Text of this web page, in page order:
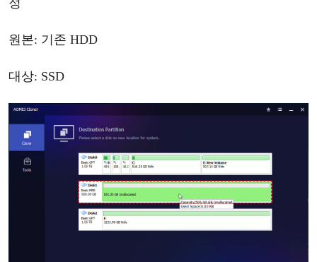
정
원본: 기존 HDD
대상: SSD